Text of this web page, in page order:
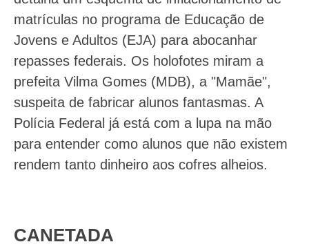
matrículas no programa de Educação de
Jovens e Adultos (EJA) para abocanhar
repasses federais. Os holofotes miram a
prefeita Vilma Gomes (MDB), a "Mamãe",
suspeita de fabricar alunos fantasmas. A
Polícia Federal já está com a lupa na mão
para entender como alunos que não existem
rendem tanto dinheiro aos cofres alheios.
CANETADA